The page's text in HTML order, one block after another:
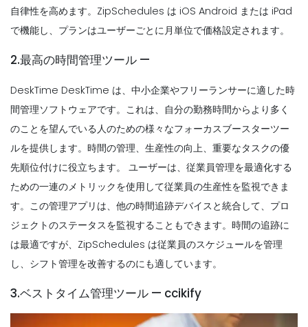
自律性を高めます。ZipSchedules は iOS Android または iPad
で機能し、プランはユーザーごとに月単位で価格設定されます。
2.最高の時間管理ツール —
DeskTime DeskTime は、中小企業やフリーランサーに適した時
間管理ソフトウェアです。これは、自分の勤務時間からより多く
のことを望んでいる人のための様々なフォーカスブースターツー
ルを提供します。時間の管理、生産性の向上、重要なタスクの優
先順位付けに役立ちます。
ユーザーは、従業員管理を最適化する
ための一連のメトリックを使用して従業員の生産性を監視できま
す。この管理アプリは、他の時間追跡デバイスと統合して、プロ
ジェクトのステータスを監視することもできます。時間の追跡に
は最適ですが、ZipSchedules は従業員のスケジュールを管理
し、シフト管理を改善するのにも適しています。
3.ベストタイム管理ツール — ccikify